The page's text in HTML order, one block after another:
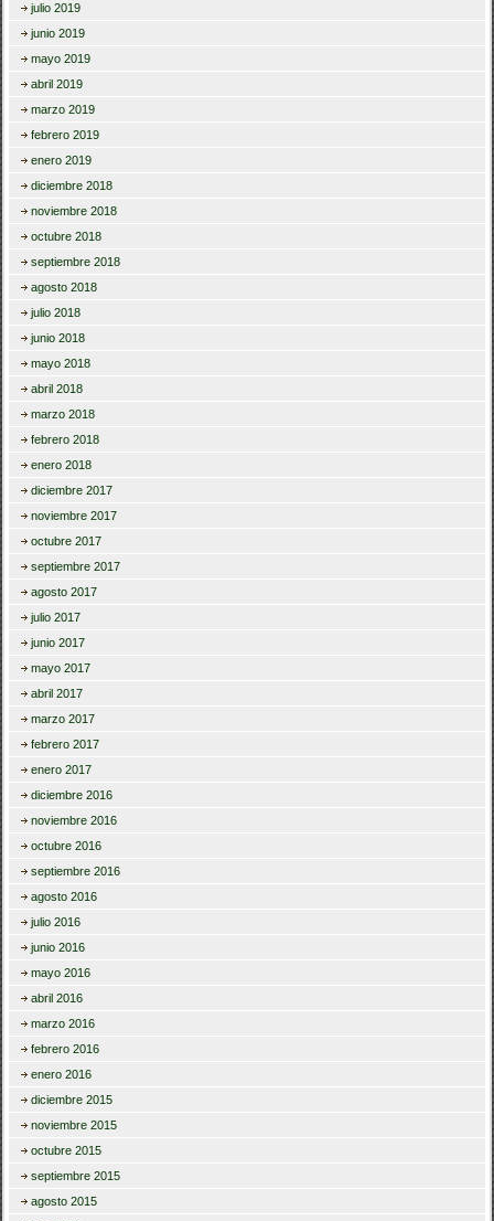
julio 2019
junio 2019
mayo 2019
abril 2019
marzo 2019
febrero 2019
enero 2019
diciembre 2018
noviembre 2018
octubre 2018
septiembre 2018
agosto 2018
julio 2018
junio 2018
mayo 2018
abril 2018
marzo 2018
febrero 2018
enero 2018
diciembre 2017
noviembre 2017
octubre 2017
septiembre 2017
agosto 2017
julio 2017
junio 2017
mayo 2017
abril 2017
marzo 2017
febrero 2017
enero 2017
diciembre 2016
noviembre 2016
octubre 2016
septiembre 2016
agosto 2016
julio 2016
junio 2016
mayo 2016
abril 2016
marzo 2016
febrero 2016
enero 2016
diciembre 2015
noviembre 2015
octubre 2015
septiembre 2015
agosto 2015